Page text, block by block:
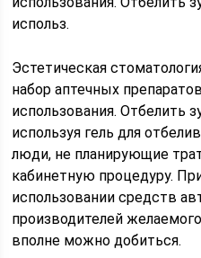
использ.
Эстетическая
набор аптечных
использования. Отбелить
используя гель для
люди, не планирующие
кабинетную процедуру.
использовании средств
производителей
вполне можно добиться.